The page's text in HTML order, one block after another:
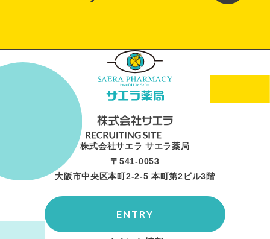
株式会社サエラ サエラ薬局
〒541-0053
大阪市中央区本町2-2-5 本町第2ビル3階
ENTRY